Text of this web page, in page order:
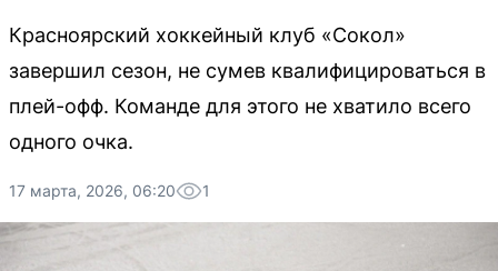
Красноярский хоккейный клуб «Сокол»
завершил сезон, не сумев квалифицироваться в
плей-офф. Команде для этого не хватило всего
одного очка.
17 марта, 2026, 06:20 1